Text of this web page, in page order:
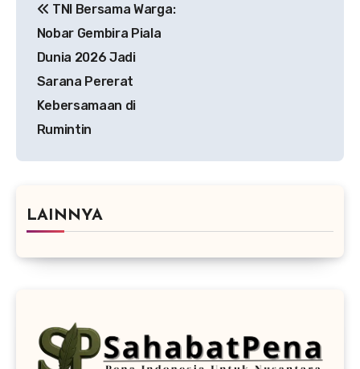
pos
TNI Bersama Warga:
Nobar Gembira Piala
Dunia 2026 Jadi
Sarana Pererat
Kebersamaan di
Rumintin
LAINNYA